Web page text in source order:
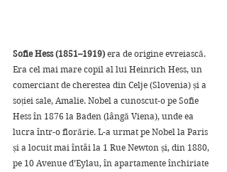
Sofie Hess (1851–1919) era de origine evreiască.
Era cel mai mare copil al lui Heinrich Hess, un
comerciant de cherestea din Celje (Slovenia) și a
soției sale, Amalie. Nobel a cunoscut-o pe Sofie
Hess în 1876 la Baden (lângă Viena), unde ea
lucra într-o florărie. L-a urmat pe Nobel la Paris
și a locuit mai întâi la 1 Rue Newton și, din 1880,
pe 10 Avenue d’Eylau, în apartamente închiriate